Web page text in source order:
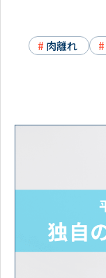
肉離れ